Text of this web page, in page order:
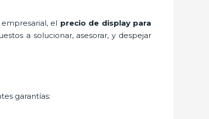
el precio de display para
a solucionar, asesorar, y despejar
garantías: